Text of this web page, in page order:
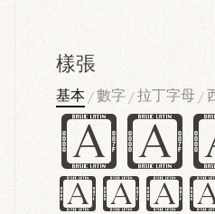
樣張
基本 /數字 /拉丁字母 /